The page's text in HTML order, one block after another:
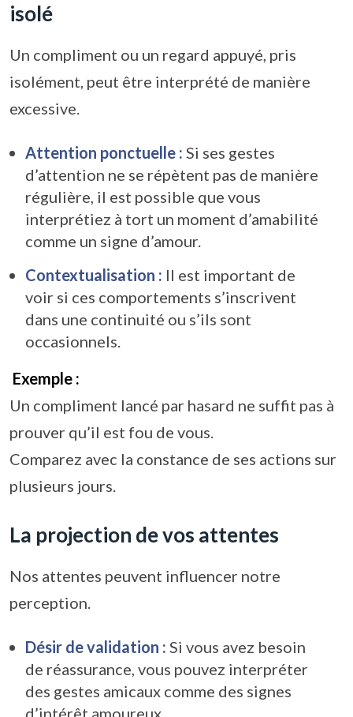
isolé
Un compliment ou un regard appuyé, pris
isolément, peut être interprété de manière
excessive.
Attention ponctuelle : Si ses gestes
d’attention ne se répètent pas de manière
régulière, il est possible que vous
interprétiez à tort un moment d’amabilité
comme un signe d’amour.
Contextualisation : Il est important de
voir si ces comportements s’inscrivent
dans une continuité ou s’ils sont
occasionnels.
Exemple :
Un compliment lancé par hasard ne suffit pas à
prouver qu’il est fou de vous.
Comparez avec la constance de ses actions sur
plusieurs jours.
La projection de vos attentes
Nos attentes peuvent influencer notre
perception.
Désir de validation : Si vous avez besoin
de réassurance, vous pouvez interpréter
des gestes amicaux comme des signes
d’intérêt amoureux.